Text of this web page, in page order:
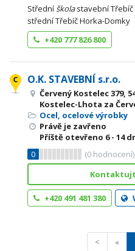
Středníškolastavební
střední Třebíč Horka-Domky
+420 777 826 800
O.K. STAVEBNÍ s.r.o.
Červený Kostelec 379,
Kostelec-Lhota za
Ocel, ocelové výrobky
Právě je zavřeno
Příště otevřeno 6 - 14
0
(0 hodnocení)
+420 491 481 380
< «